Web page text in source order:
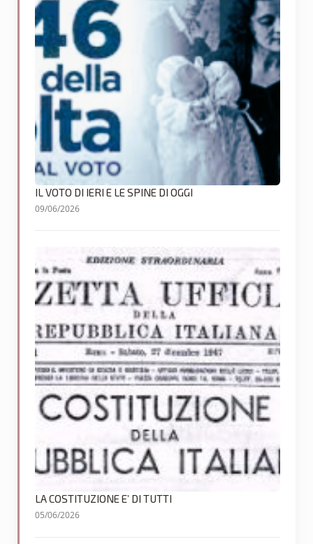
IL VOTO DI IERI E LE SPINE DI OGGI
09/06/2026
LA COSTITUZIONE E’ DI TUTTI
05/06/2026